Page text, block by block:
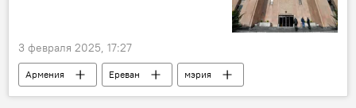
3 февраля 2025, 17:27
Армения Ереван
мэрия
транспорт